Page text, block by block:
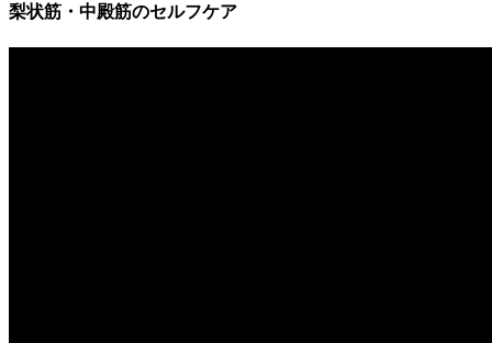
梨状筋・中殿筋のセルフケア